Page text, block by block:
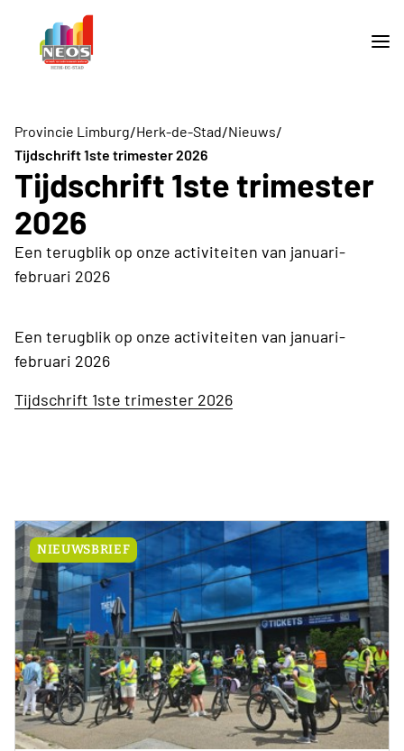
Provincie Limburg/Herk-de-Stad/Nieuws/
Tijdschrift 1ste trimester 2026
Tijdschrift 1ste trimester
2026
Een terugblik op onze activiteiten van januari-
februari 2026
Een terugblik op onze activiteiten van januari-
februari 2026
Tijdschrift 1ste trimester 2026
NIEUWSBRIEF